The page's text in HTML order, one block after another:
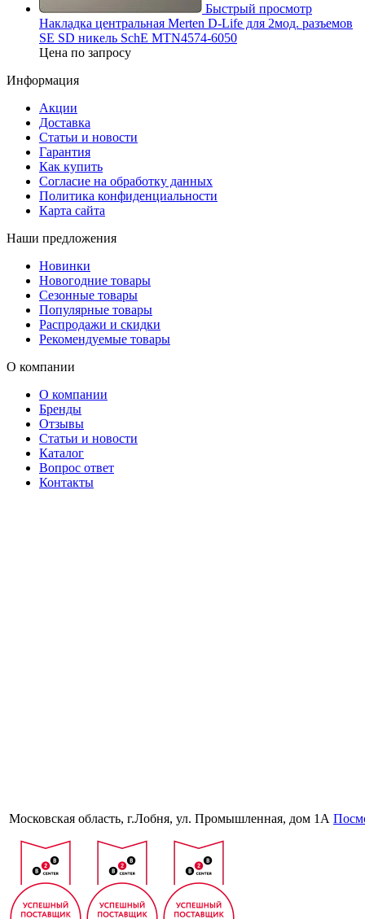
Быстрый просмотр
Накладка центральная Merten D-Life для 2мод. разъемов
SE SD никель SchE MTN4574-6050
Цена по запросу
Информация
Акции
Доставка
Статьи и новости
Гарантия
Как купить
Согласие на обработку данных
Политика конфиденциальности
Карта сайта
Наши предложения
Новинки
Новогодние товары
Сезонные товары
Популярные товары
Распродажи и скидки
Рекомендуемые товары
О компании
О компании
Бренды
Отзывы
Статьи и новости
Каталог
Вопрос ответ
Контакты
Московская область, г.Лобня, ул. Промышленная, дом 1А